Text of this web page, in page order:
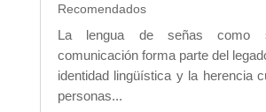
Recomendados
La lengua de señas como
comunicación forma parte del
identidad lingüística y la herencia
personas...